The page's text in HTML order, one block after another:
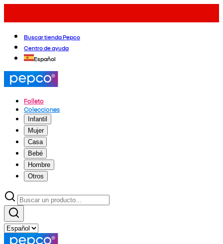
Buscar tienda Pepco
Centro de ayuda
Español
Folleto
Colecciones
Infantil
Mujer
Casa
Bebé
Hombre
Otros